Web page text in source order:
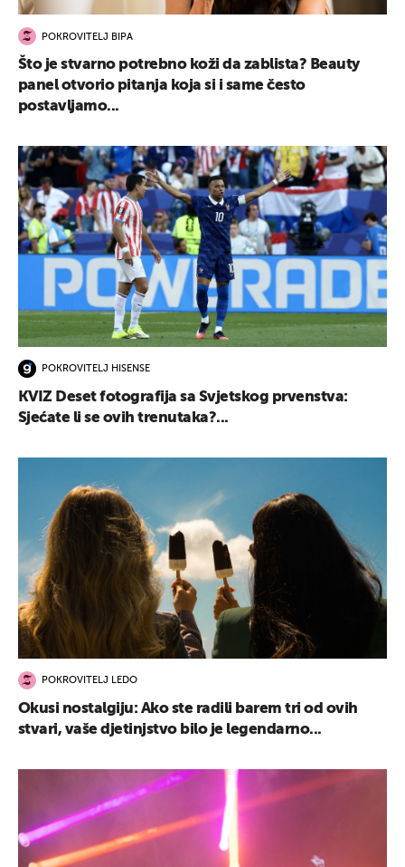
POKROVITELJ BIPA
Što je stvarno potrebno koži da zablista? Beauty
panel otvorio pitanja koja si i same često
postavljamo...
POKROVITELJ HISENSE
KVIZ Deset fotografija sa Svjetskog prvenstva:
Sjećate li se ovih trenutaka?...
POKROVITELJ LEDO
Okusi nostalgiju: Ako ste radili barem tri od ovih
stvari, vaše djetinjstvo bilo je legendarno...